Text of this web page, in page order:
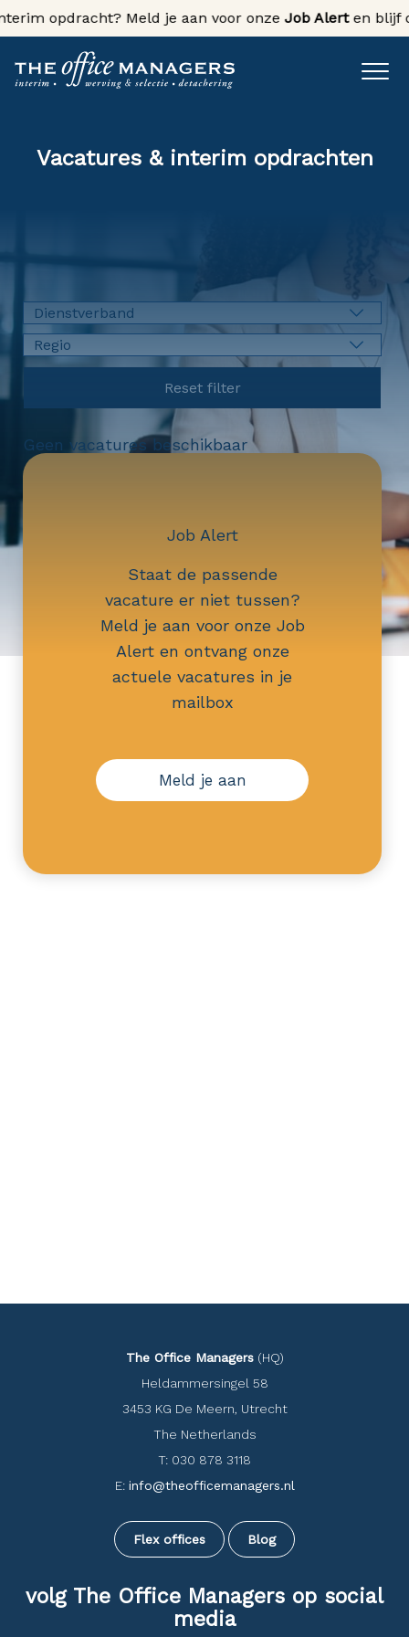
opdracht? Meld je aan voor onzeJob Alerten blijf
Vacatures & interim opdrachten
Dienstverband
Regio
Geen vacatures beschikbaar
Job Alert
Staat de passende
vacature er niet tussen?
Meld je aan voor onze Job
Alert en ontvang onze
actuele vacatures in je
mailbox
Meld je aan
The Office Managers(HQ)
Heldammersingel 58
3453 KG De Meern, Utrecht
The Netherlands
T: 030 878 3118
E: info@theofficemanagers.nl
Flex offices Blog
volg The Office Managers op social
media